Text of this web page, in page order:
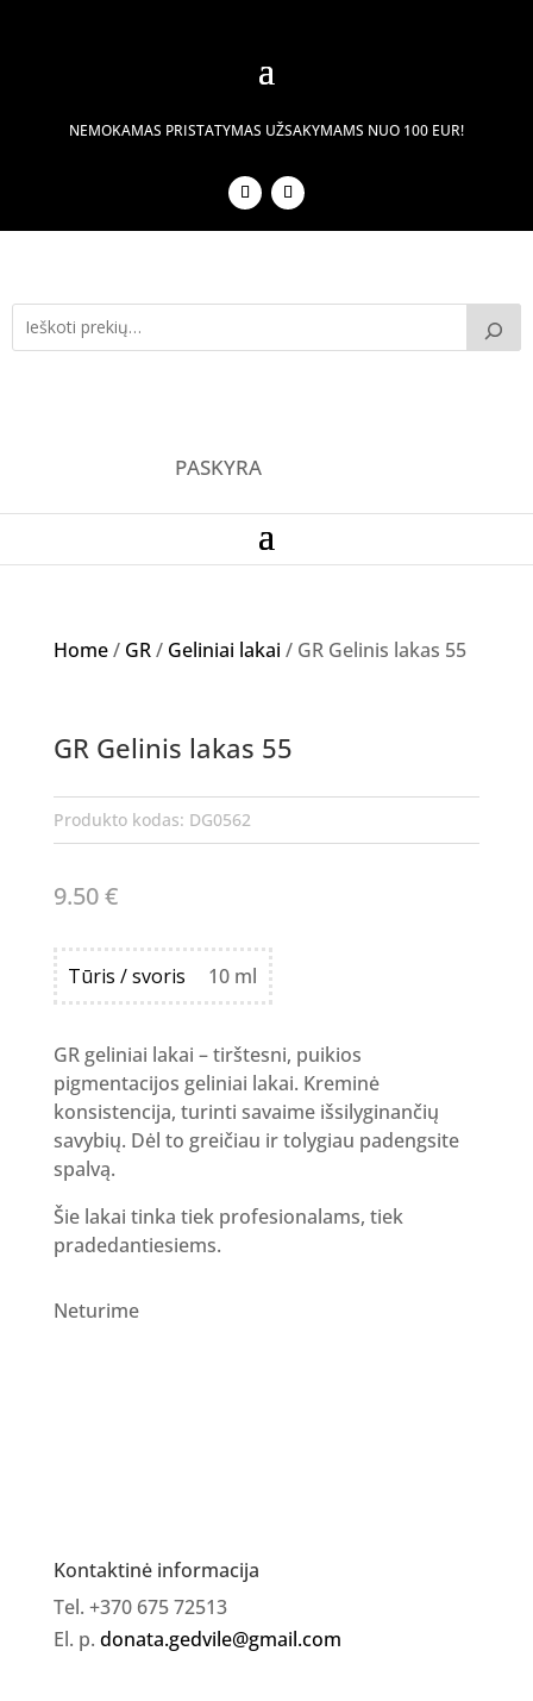
NEMOKAMAS PRISTATYMAS UŽSAKYMAMS NUO 100 EUR!
PASKYRA
Home/ GR/ Geliniai lakai / GR Gelinis lakas 55
GR Gelinis lakas 55
Produkto kodas: DG0562
9.50€
Tūris / svoris 10 ml
GR geliniai lakai – tirštesni, puikios
pigmentacijos geliniai lakai. Kreminė
konsistencija, turinti savaime išsilyginančių
savybių. Dėl to greičiau ir tolygiau padengsite
spalvą.
Šie lakai tinka tiek profesionalams, tiek
pradedantiesiems.
Neturime
Kontaktinė informacija
Tel. +370 675 72513
El. p. donata.gedvile@gmail.com